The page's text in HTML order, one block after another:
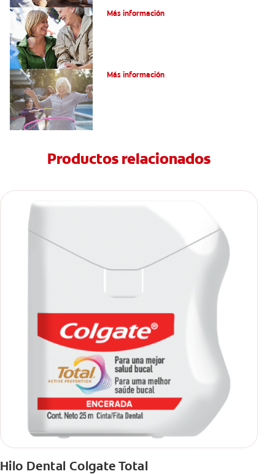
Más información
Más información
Productos relacionados
Hilo Dental Colgate Total